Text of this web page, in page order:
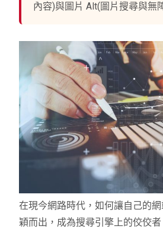
內容)與圖片 Alt(圖片搜尋與無
在現今網路時代，如何讓自己的
穎而出，成為搜尋引擎上的佼佼者